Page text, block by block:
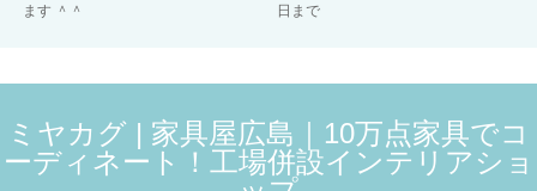
ます ＾＾
日まで
ミヤカグ | 家具屋広島｜10万点家具でコ
ーディネート！工場併設インテリアショ